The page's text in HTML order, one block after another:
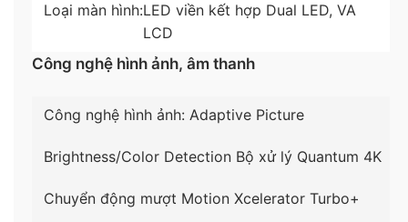
Độ phân giải 4Kcho hình ảnh hiển thịsống động
với hơn8 triệu điểm ảnh
Bộ xử lý Quantum 4K
đến trải nghiệm giải trí tuyệt vời cho người xem.
Công nghệ Matte Displaytăng trải nghiệm xem
tranh của người dùng với tấm nền chống phản
chiếu ánh sáng cùng màn hình QLED 4K sắc nét,
Loại màn hình:LED viền kết hợp Dual LED, VA
LCD
Công nghệ hình ảnh, âm thanh
Công nghệ hình ảnh: Adaptive Picture
Brightness/Color Detection Bộ xử lý Quantum 4K
Chuyển động mượt Motion Xcelerator Turbo+